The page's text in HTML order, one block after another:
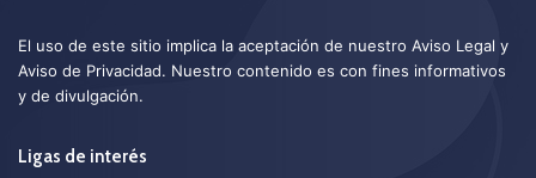
El uso de este sitio implica la aceptación de nuestro Aviso Legal y
Aviso de Privacidad. Nuestro contenido es con fines informativos
y de divulgación.
Ligas de interés